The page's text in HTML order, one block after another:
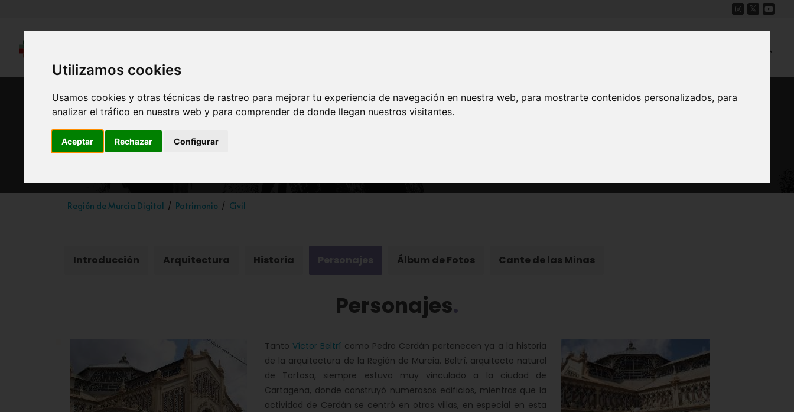
Utilizamos cookies
Usamos cookies y otras técnicas de rastreo para mejorar tu experiencia de navegación en nuestra web, para mostrarte contenidos personalizados, para
analizar el tráfico en nuestra web y para comprender de donde llegan nuestros visitantes.
Aceptar Rechazar Configurar
PATRIMONIO
Antiguo Mercado Público de la Unión
Región de Murcia Digital Patrimonio Civil
Introducción Arquitectura Historia Personajes Álbum de Fotos Cante de las Minas
Personajes
TantoVíctor Beltrí como Pedro Cerdán pertenecen ya a la historia
de la arquitectura de la Región de Murcia. Beltrí, arquitecto natural
de Tortosa, siempre estuvo muy vinculado a la ciudad de
Cartagena, donde construyó numerosos edificios, mientras que la
actividad de Cerdán se centró en otras villas, en especial en esta